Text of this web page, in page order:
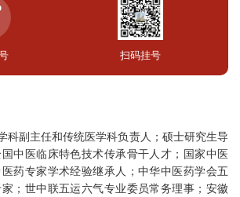
扫码挂号
副主任和传统医学科负责人；硕士研究生导
中医临床特色技术传承骨干人才；国家中医
药专家学术经验继承人；中华中医药学会五
；世中联五运六气专业委员常务理事；安徽